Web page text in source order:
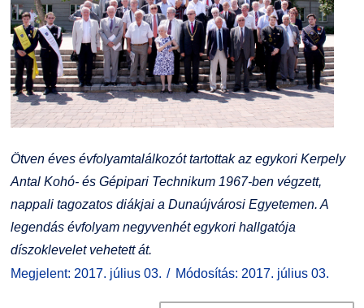
Ötven éves évfolyamtalálkozót tartottak az egykori Kerpely
Antal Kohó- és Gépipari Technikum 1967-ben végzett,
nappali tagozatos diákjai a Dunaújvárosi Egyetemen. A
legendás évfolyam negyvenhét egykori hallgatója
díszoklevelet vehetett át.
Megjelent: 2017. július 03.
Módosítás: 2017. július 03.